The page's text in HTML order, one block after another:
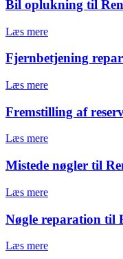
Bil oplukning til
Læs mere
Fjernbetjening
Læs mere
Fremstilling af
Læs mere
Mistede nøgler til
Læs mere
Nøgle reparation til
Læs mere